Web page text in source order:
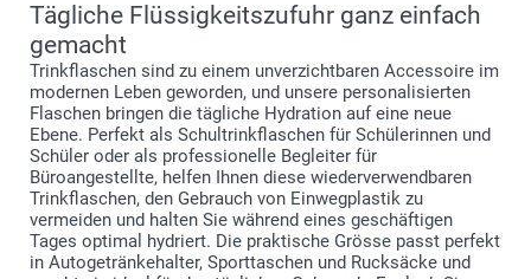
Tägliche Flüssigkeitszufuhr ganz einfach
gemacht
Trinkflaschen sind zu einem unverzichtbaren Accessoire im
modernen Leben geworden, und unsere personalisierten
Flaschen bringen die tägliche Hydration auf eine neue
Ebene. Perfekt als Schultrinkflaschen für Schülerinnen und
Schüler oder als professionelle Begleiter für
Büroangestellte, helfen Ihnen diese wiederverwendbaren
Trinkflaschen, den Gebrauch von Einwegplastik zu
vermeiden und halten Sie während eines geschäftigen
Tages optimal hydriert. Die praktische Grösse passt perfekt
in Autogetränkehalter, Sporttaschen und Rucksäcke und